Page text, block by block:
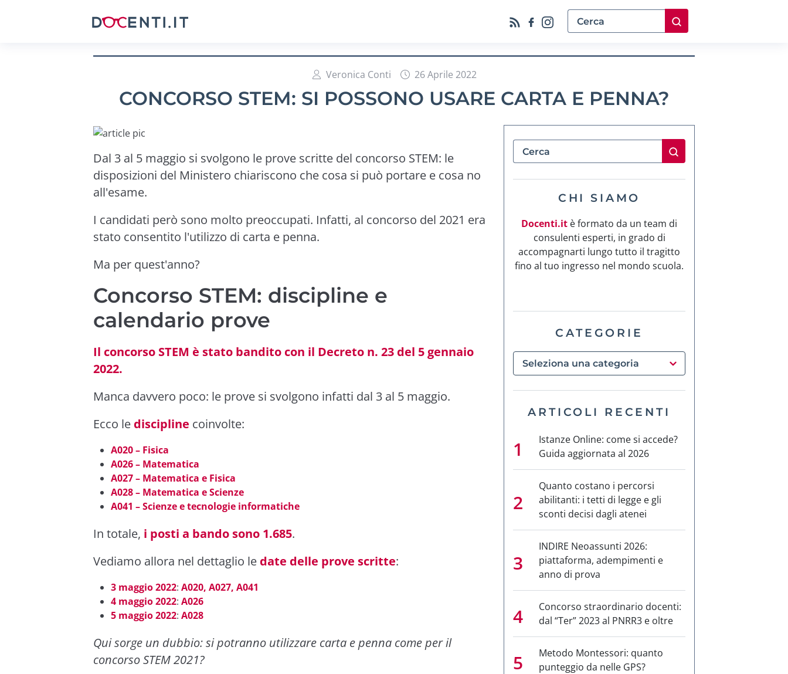
Veronica Conti 26 Aprile 2022
CONCORSO STEM: SI POSSONO USARE CARTA E PENNA?
Dal 3 al 5 maggio si svolgono le prove scritte del concorso STEM: le
disposizioni del Ministero chiariscono che cosa si può portare e cosa no
all'esame.
I candidati però sono molto preoccupati. Infatti, al concorso del 2021 era
stato consentito l'utilizzo di carta e penna.
Ma per quest'anno?
Concorso STEM: discipline e
calendario prove
Il concorso STEM è stato bandito con il Decreto n. 23 del 5 gennaio
2022.
Manca davvero poco: le prove si svolgono infatti dal 3 al 5 maggio.
Ecco le discipline coinvolte:
A020 – Fisica
A026 – Matematica
A027 – Matematica e Fisica
A028 – Matematica e Scienze
A041 – Scienze e tecnologie informatiche
In totale, i posti a bando sono 1.685.
Vediamo allora nel dettaglio le date delle prove scritte:
3 maggio 2022: A020, A027, A041
4 maggio 2022: A026
5 maggio 2022: A028
Qui sorge un dubbio: si potranno utilizzare carta e penna come per il
concorso STEM 2021?
CHI SIAMO
Docenti.it è formato da un team di
consulenti esperti, in grado di
accompagnarti lungo tutto il tragitto
fino al tuo ingresso nel mondo scuola.
CATEGORIE
ARTICOLI RECENTI
Istanze Online: come si accede?
Guida aggiornata al 2026
Quanto costano i percorsi
abilitanti: i tetti di legge e gli
sconti decisi dagli atenei
INDIRE Neoassunti 2026:
piattaforma, adempimenti e
anno di prova
Concorso straordinario docenti:
dal “Ter” 2023 al PNRR3 e oltre
Metodo Montessori: quanto
punteggio da nelle GPS?